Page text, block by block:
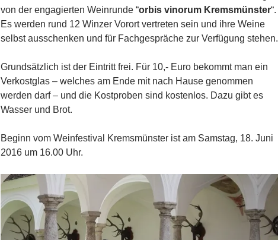
von der engagierten Weinrunde “orbis vinorum Kremsmünster“.
Es werden rund 12 Winzer Vorort vertreten sein und ihre Weine
selbst ausschenken und für Fachgespräche zur Verfügung stehen.
Grundsätzlich ist der Eintritt frei. Für 10,- Euro bekommt man ein
Verkostglas – welches am Ende mit nach Hause genommen
werden darf – und die Kostproben sind kostenlos. Dazu gibt es
Wasser und Brot.
Beginn vom Weinfestival Kremsmünster ist am Samstag, 18. Juni
2016 um 16.00 Uhr.